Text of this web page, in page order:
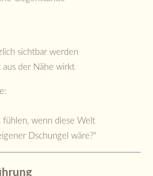
sichtbar werden
aus der Nähe wirkt
fühlen, wenn diese Welt
Dschungel wäre?“